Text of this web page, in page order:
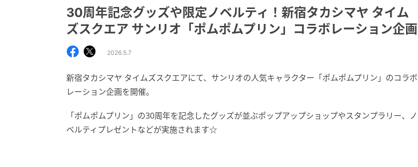
30周年記念グッズや限定ノベルティ！新宿タカシマヤ タイム
ズスクエア サンリオ「ポムポムプリン」コラボレーション企画
2026.5.7
新宿タカシマヤ タイムズスクエアにて、サンリオの人気キャラクター「ポムポムプリン」のコラボ
レーション企画を開催。
「ポムポムプリン」の30周年を記念したグッズが並ぶポップアップショップやスタンプラリー、ノ
ベルティプレゼントなどが実施されます☆